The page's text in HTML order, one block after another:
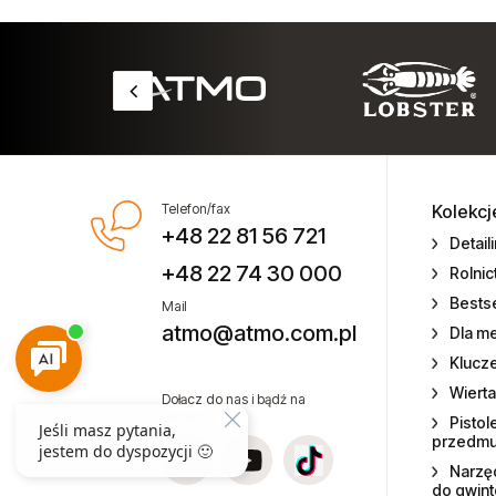
Szlifierki trzpieniowe
Ubijaki formierskie
Wiertarki pneumatyczne
Wiertarko-wkrętarki
Wyciskacze pneumatyczne do
mas COX
Telefon/fax
+48 22 81 56 721
+48 22 74 30 000
Mail
atmo@atmo.com.pl
Dołącz do nas i bądź na
Dla
do